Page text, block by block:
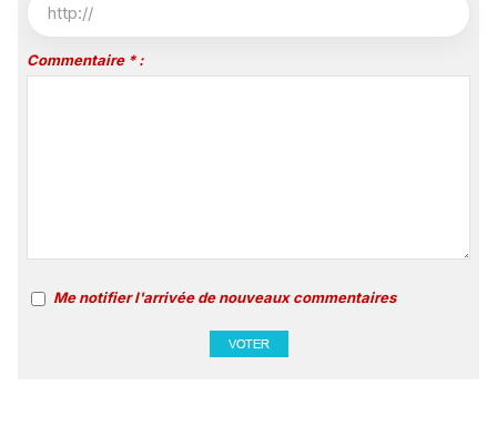
Commentaire * :
Me notifier l'arrivée de nouveaux commentaires